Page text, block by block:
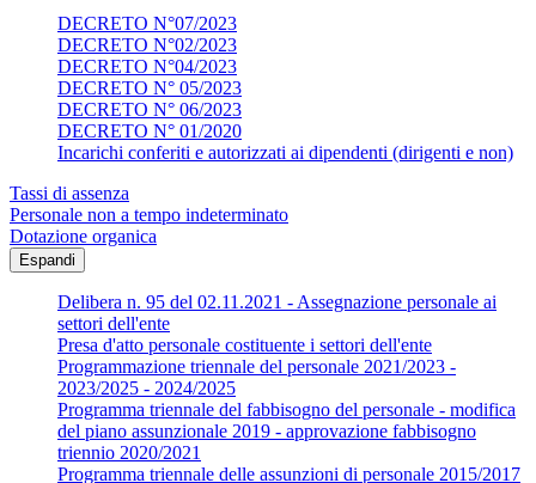
DECRETO N°07/2023
DECRETO N°02/2023
DECRETO N°04/2023
DECRETO N° 05/2023
DECRETO N° 06/2023
DECRETO N° 01/2020
Incarichi conferiti e autorizzati ai dipendenti (dirigenti e non)
Tassi di assenza
Personale non a tempo indeterminato
Dotazione organica
Espandi
Delibera n. 95 del 02.11.2021 - Assegnazione personale ai
settori dell'ente
Presa d'atto personale costituente i settori dell'ente
Programmazione triennale del personale 2021/2023 -
2023/2025 - 2024/2025
Programma triennale del fabbisogno del personale - modifica
del piano assunzionale 2019 - approvazione fabbisogno
triennio 2020/2021
Programma triennale delle assunzioni di personale 2015/2017